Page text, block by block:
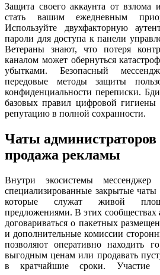
Защита своего аккаунта от
стать вашим ежедневным
Используйте двухфакторную
пароли для доступа к панели
Ветераны знают, что потеря
каналом может обернуться
убытками. Безопасный
передовые методы защиты
конфиденциальности переписки.
базовых правил цифровой
репутацию в полной сохранности.
Чаты
продажа рекламы
Внутри экосистемы
специализированные закрытые чаты
которые служат живой
предложениями. В этих
договариваться о пакетных
и дополнительные комиссии
позволяют оперативно находить
выгодным ценам или продавать
в кратчайшие сроки. Участие